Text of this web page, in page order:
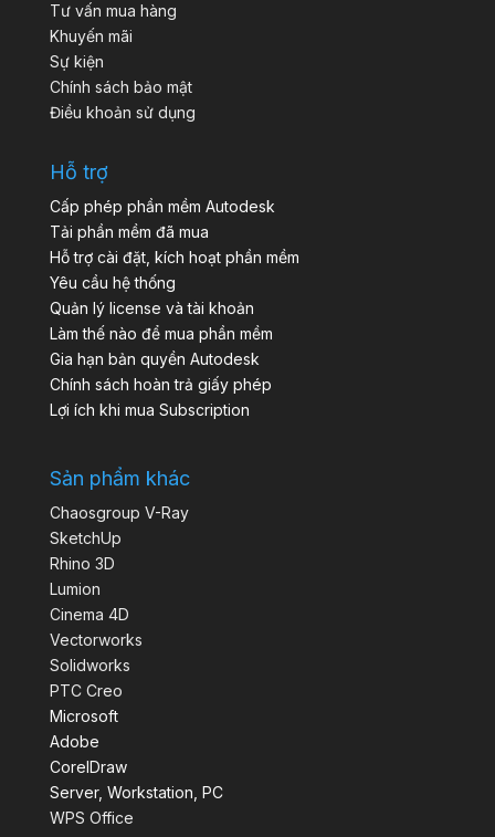
Tư vấn mua hàng
Khuyến mãi
Sự kiện
Chính sách bảo mật
Điều khoản sử dụng
Hỗ trợ
Cấp phép phần mềm Autodesk
Tải phần mềm đã mua
Hỗ trợ cài đặt, kích hoạt phần mềm
Yêu cầu hệ thống
Quản lý license và tài khoản
Làm thế nào để mua phần mềm
Gia hạn bản quyền Autodesk
Chính sách hoàn trả giấy phép
Lợi ích khi mua Subscription
Sản phẩm khác
Chaosgroup V-Ray
SketchUp
Rhino 3D
Lumion
Cinema 4D
Vectorworks
Solidworks
PTC Creo
Microsoft
Adobe
CorelDraw
Server, Workstation, PC
WPS Office